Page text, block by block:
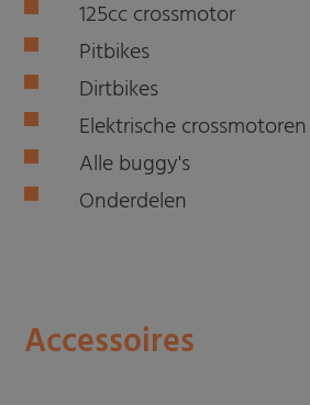
125cc crossmotor
Pitbikes
Dirtbikes
Elektrische crossmotoren
Alle buggy's
Onderdelen
Accessoires